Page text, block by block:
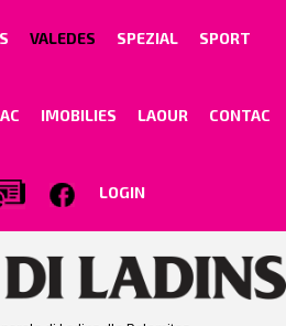
VALEDES SPEZIAL SPORT
IMOBILIES LAOUR CONTAC
LOGIN